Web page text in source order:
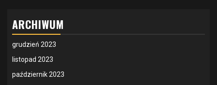
ARCHIWUM
grudzień 2023
listopad 2023
październik 2023